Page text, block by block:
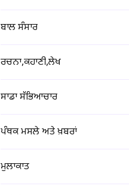
ਬਾਲ ਸੰਸਾਰ
ਰਚਨਾ,ਕਹਾਣੀ,ਲੇਖ
ਸਾਡਾ ਸੱਭਿਆਚਾਰ
ਪੰਥਕ ਮਸਲੇ ਅਤੇ ਖ਼ਬਰਾਂ
ਮੁਲਾਕਾਤ